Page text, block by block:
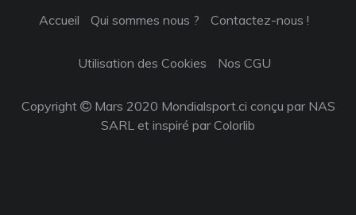
Accueil Qui sommes nous ? Contactez-nous !
Utilisation des Cookies Nos CGU
Copyright
Mars 2020 Mondialsport.ci conçu par NAS
SARL et inspiré parColorlib